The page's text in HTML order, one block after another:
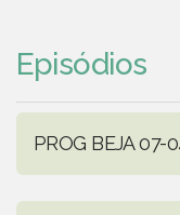
Episódios
PROG BEJA 07-